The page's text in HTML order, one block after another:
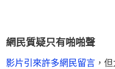
網民質疑只有啪啪聲
影片引來許多網民留言 ，